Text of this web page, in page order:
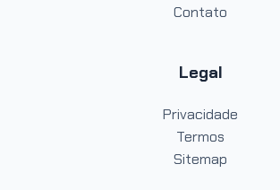
Contato
Legal
Privacidade
Termos
Sitemap